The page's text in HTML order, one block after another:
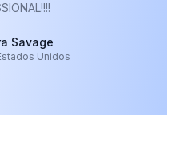
Savage
Unidos